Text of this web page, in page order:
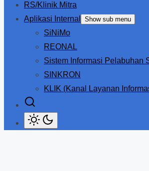
RS/Klinik Mitra
Aplikasi Internal
Show sub menu
SiNiMo
REONAL
Sistem Informasi Pelabuhan
SINKRON
KLIK (Kanal Layanan